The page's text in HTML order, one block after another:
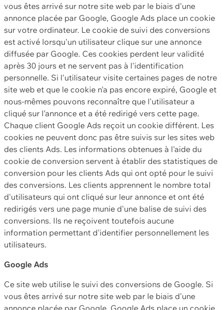
vous êtes arrivé sur notre site web par le biais d'une
annonce placée par Google, Google Ads place un cookie
sur votre ordinateur. Le cookie de suivi des conversions
est activé lorsqu'un utilisateur clique sur une annonce
diffusée par Google. Ces cookies perdent leur validité
après 30 jours et ne servent pas à l'identification
personnelle. Si l'utilisateur visite certaines pages de notre
site web et que le cookie n'a pas encore expiré, Google et
nous-mêmes pouvons reconnaître que l'utilisateur a
cliqué sur l'annonce et a été redirigé vers cette page.
Chaque client Google Ads reçoit un cookie différent. Les
cookies ne peuvent donc pas être suivis sur les sites web
des clients Ads. Les informations obtenues à l'aide du
cookie de conversion servent à établir des statistiques de
conversion pour les clients Ads qui ont opté pour le suivi
des conversions. Les clients apprennent le nombre total
d'utilisateurs qui ont cliqué sur leur annonce et ont été
redirigés vers une page munie d'une balise de suivi des
conversions. Ils ne reçoivent toutefois aucune
information permettant d'identifier personnellement les
utilisateurs.
Google Ads
Ce site web utilise le suivi des conversions de Google. Si
vous êtes arrivé sur notre site web par le biais d'une